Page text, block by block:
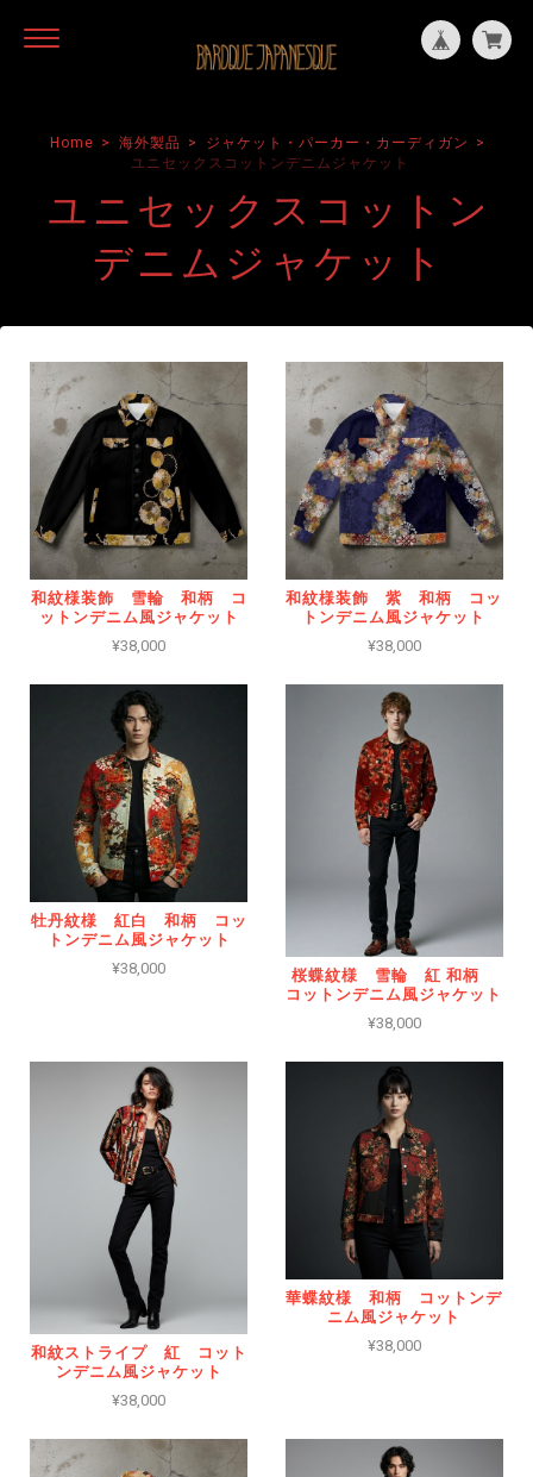
Home 海外製品
ジャケット・パーカー・カーディガン
ユニセックスコットンデニムジャケット
ユニセックスコットン
デニムジャケット
和紋様装飾 雪輪 和柄 コ
ットンデニム風ジャケット
¥38,000
和紋様装飾 紫 和柄 コッ
トンデニム風ジャケット
¥38,000
牡丹紋様 紅白 和柄 コッ
トンデニム風ジャケット
¥38,000
桜蝶紋様 雪輪 紅 和柄
コットンデニム風ジャケット
¥38,000
和紋ストライプ 紅 コット
ンデニム風ジャケット
¥38,000
華蝶紋様 和柄 コットンデ
ニム風ジャケット
¥38,000